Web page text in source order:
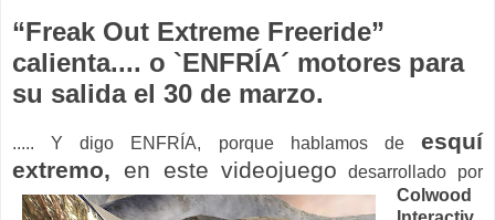
“Freak Out Extreme Freeride”
calienta.... o `ENFRÍA´ motores para
su salida el 30 de marzo.
..... Y digo ENFRÍA, porque hablamos de esquí
extremo, en este videojuego desarrollado por
Colwood